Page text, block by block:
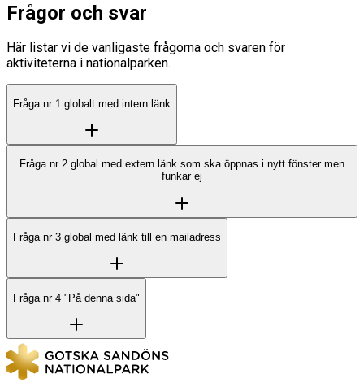
Frågor och svar
Här listar vi de vanligaste frågorna och svaren för
aktiviteterna i nationalparken.
Fråga nr 1 globalt med intern länk
Fråga nr 2 global med extern länk som ska öppnas i nytt fönster men
funkar ej
Fråga nr 3 global med länk till en mailadress
Fråga nr 4 "På denna sida"